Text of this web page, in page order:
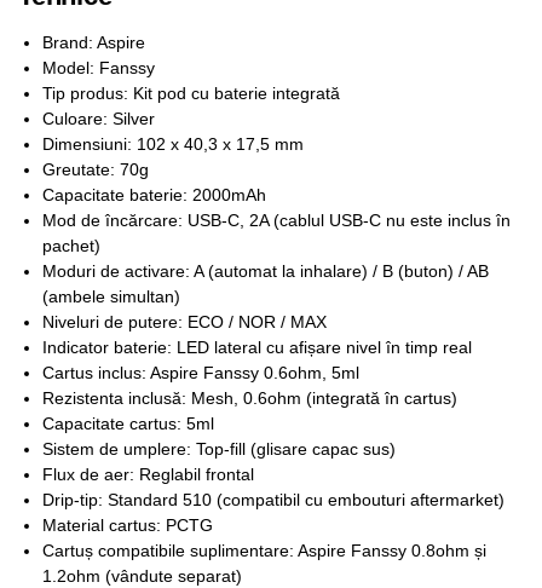
Brand: Aspire
Model: Fanssy
Tip produs: Kit pod cu baterie integrată
Culoare: Silver
Dimensiuni: 102 x 40,3 x 17,5 mm
Greutate: 70g
Capacitate baterie: 2000mAh
Mod de încărcare: USB-C, 2A (cablul USB-C nu este inclus în
pachet)
Moduri de activare: A (automat la inhalare) / B (buton) / AB
(ambele simultan)
Niveluri de putere: ECO / NOR / MAX
Indicator baterie: LED lateral cu afișare nivel în timp real
Cartus inclus: Aspire Fanssy 0.6ohm, 5ml
Rezistenta inclusă: Mesh, 0.6ohm (integrată în cartus)
Capacitate cartus: 5ml
Sistem de umplere: Top-fill (glisare capac sus)
Flux de aer: Reglabil frontal
Drip-tip: Standard 510 (compatibil cu embouturi aftermarket)
Material cartus: PCTG
Cartuș compatibile suplimentare: Aspire Fanssy 0.8ohm și
1.2ohm (vândute separat)